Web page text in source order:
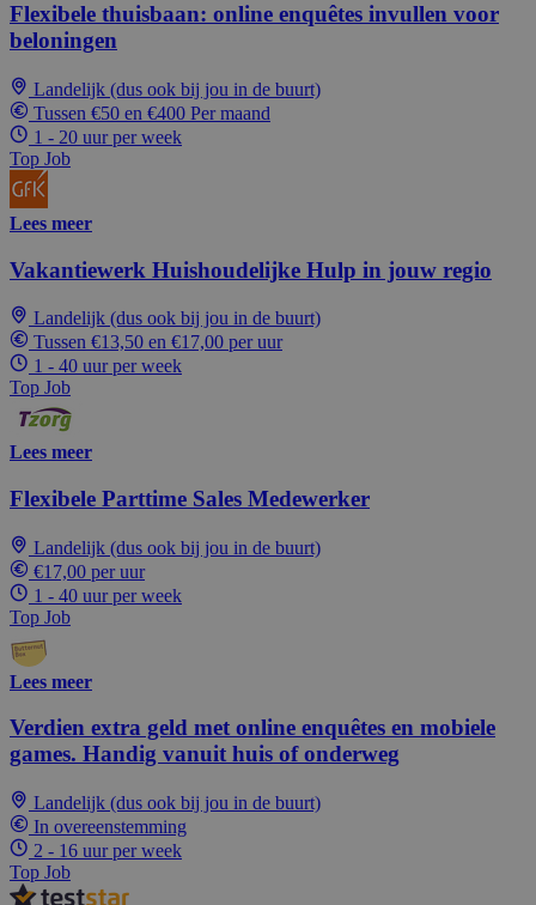
Flexibele thuisbaan: online enquêtes invullen voor
beloningen
Landelijk (dus ook bij jou in de buurt)
Tussen €50 en €400 Per maand
1 - 20 uur per week
Top Job
Lees meer
Vakantiewerk Huishoudelijke Hulp in jouw regio
Landelijk (dus ook bij jou in de buurt)
Tussen €13,50 en €17,00 per uur
1 - 40 uur per week
Top Job
Lees meer
Flexibele Parttime Sales Medewerker
Landelijk (dus ook bij jou in de buurt)
€17,00 per uur
1 - 40 uur per week
Top Job
Lees meer
Verdien extra geld met online enquêtes en mobiele
games. Handig vanuit huis of onderweg
Landelijk (dus ook bij jou in de buurt)
In overeenstemming
2 - 16 uur per week
Top Job